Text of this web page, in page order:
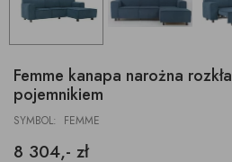
Femme kanapa narożna
pojemnikiem
SYMBOL: FEMME
8 304,- zł